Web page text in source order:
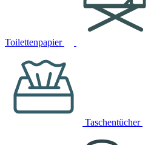
Toilettenpapier
Taschentücher